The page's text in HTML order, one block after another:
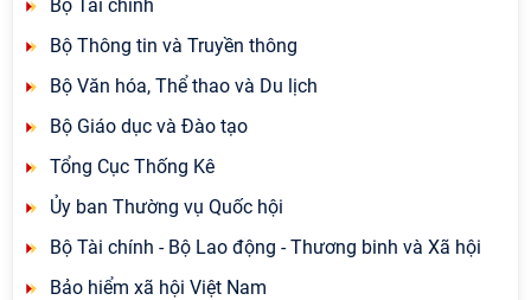
Bộ Tài chính
Bộ Thông tin và Truyền thông
Bộ Văn hóa, Thể thao và Du lịch
Bộ Giáo dục và Đào tạo
Tổng Cục Thống Kê
Ủy ban Thường vụ Quốc hội
Bộ Tài chính - Bộ Lao động - Thương binh và Xã hội
Bảo hiểm xã hội Việt Nam